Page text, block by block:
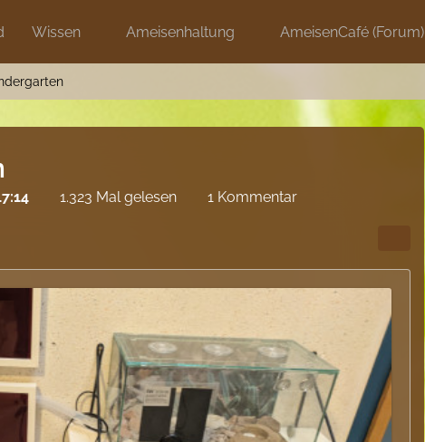
Wissen Ameisenhaltung AmeisenCafé (Forum)
1.323 Mal gelesen 1 Kommentar